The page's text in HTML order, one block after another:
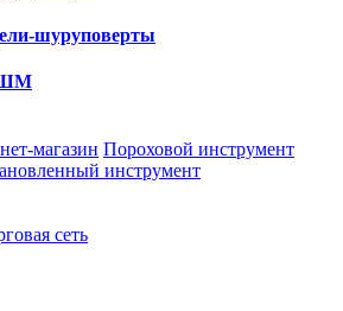
шуруповерты
магазин Пороховой инструмент
инструмент
сеть